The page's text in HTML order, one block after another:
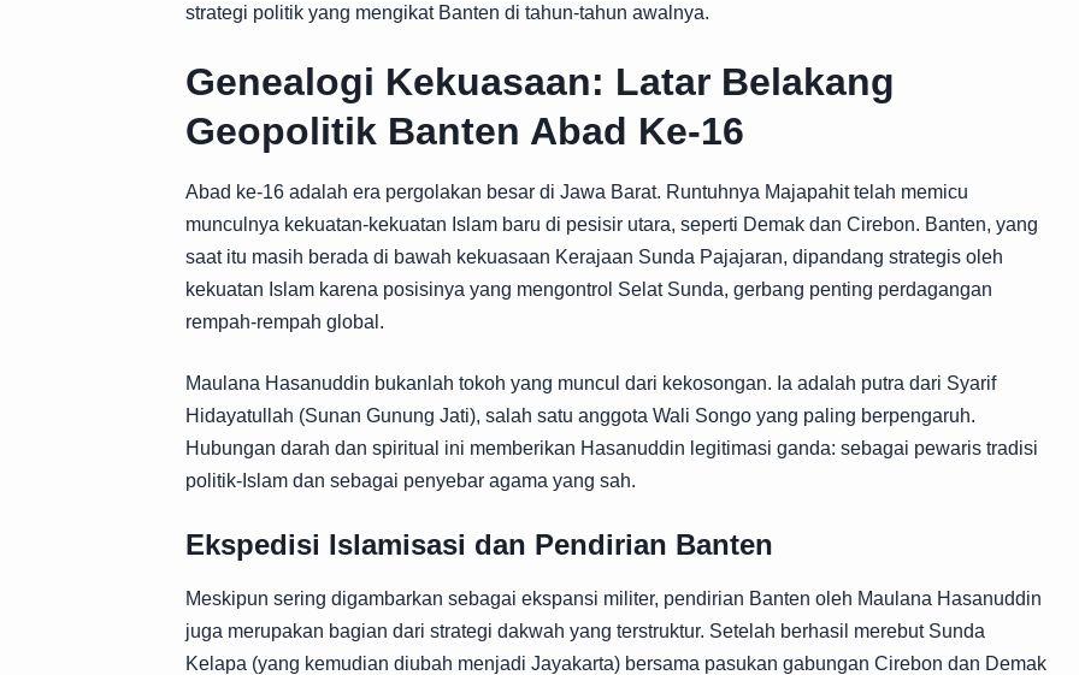
strategi politik yang mengikat Banten di tahun-tahun awalnya.
Genealogi Kekuasaan: Latar Belakang
Geopolitik Banten Abad Ke-16
Abad ke-16 adalah era pergolakan besar di Jawa Barat. Runtuhnya Majapahit telah memicu
munculnya kekuatan-kekuatan Islam baru di pesisir utara, seperti Demak dan Cirebon. Banten, yang
saat itu masih berada di bawah kekuasaan Kerajaan Sunda Pajajaran, dipandang strategis oleh
kekuatan Islam karena posisinya yang mengontrol Selat Sunda, gerbang penting perdagangan
rempah-rempah global.
Maulana Hasanuddin bukanlah tokoh yang muncul dari kekosongan. Ia adalah putra dari Syarif
Hidayatullah (Sunan Gunung Jati), salah satu anggota Wali Songo yang paling berpengaruh.
Hubungan darah dan spiritual ini memberikan Hasanuddin legitimasi ganda: sebagai pewaris tradisi
politik-Islam dan sebagai penyebar agama yang sah.
Ekspedisi Islamisasi dan Pendirian Banten
Meskipun sering digambarkan sebagai ekspansi militer, pendirian Banten oleh Maulana Hasanuddin
juga merupakan bagian dari strategi dakwah yang terstruktur. Setelah berhasil merebut Sunda
Kelapa (yang kemudian diubah menjadi Jayakarta) bersama pasukan gabungan Cirebon dan Demak